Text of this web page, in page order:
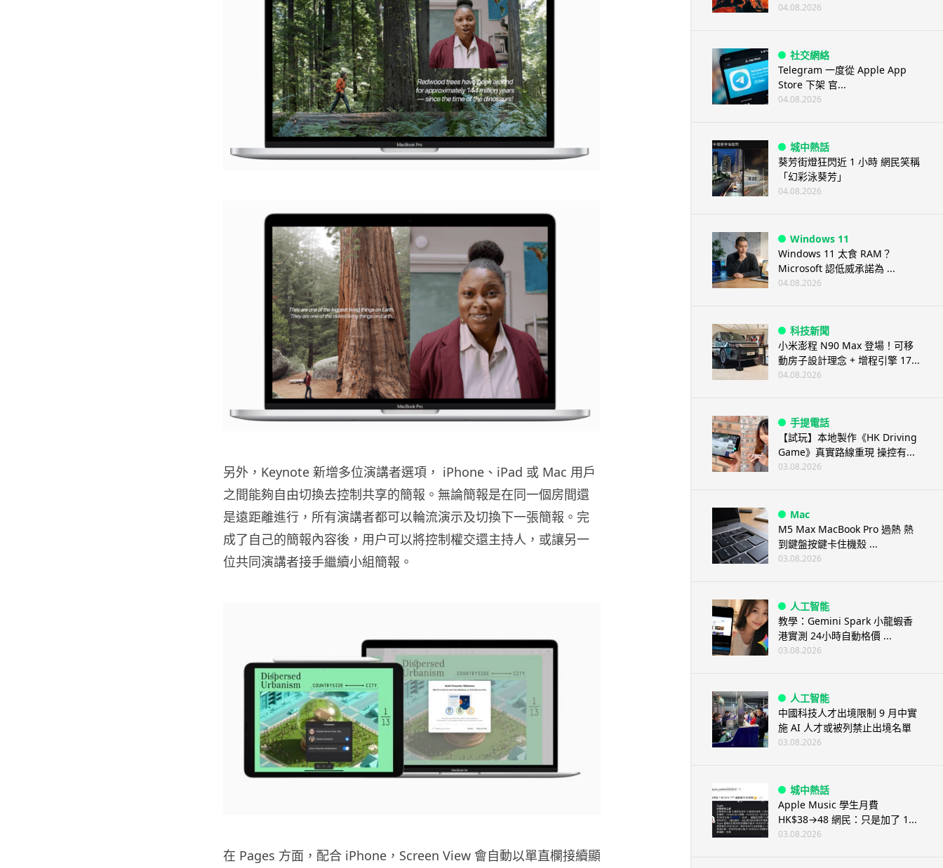
另外，Keynote 新增多位演講者選項， iPhone 、 iPad 或 Mac 用戶
之間能夠自由切換去控制共享的簡報。無論簡報是在同一個房間還
是遠距離進行，所有演講者都可以輪流演示及切換下一張簡報。完
成了自己的簡報內容後，用户可以將控制權交還主持人，或讓另一
位共同演講者接手繼續小組簡報。
在 Pages 方面， 配合 iPhone， Screen View 會自動以單直欄接續顯
04.08.2026
社交網絡
Telegram 一度從 Apple App
Store 下架 官...
04.08.2026
城中熱話
葵芳街燈狂閃近 1 小時 網民笑稱
「幻彩泳葵芳」
04.08.2026
Windows 11
Windows 11 太食 RAM？
Microsoft 認低威承諾為 ...
04.08.2026
科技新聞
小米澎程 N90 Max 登場！可移
動房子設計理念 + 增程引擎 17...
04.08.2026
手提電話
【試玩】本地製作《HK Driving
Game》真實路線重現 操控有...
03.08.2026
Mac
M5 Max MacBook Pro 過熱 熱
到鍵盤按鍵卡住機殼 ...
03.08.2026
人工智能
教學：Gemini Spark 小龍蝦香
港實測 24小時自動格價 ...
03.08.2026
人工智能
中國科技人才出境限制 9 月中實
施 AI 人才或被列禁止出境名單
03.08.2026
城中熱話
Apple Music 學生月費
HK$38→48 網民：只是加了 1...
03.08.2026